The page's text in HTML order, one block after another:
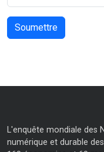
L'enquête mondiale des
numérique et durable